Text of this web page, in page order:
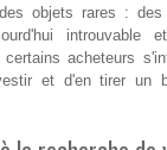
objets rares :
introuvable
acheteurs
et d'en tirer un